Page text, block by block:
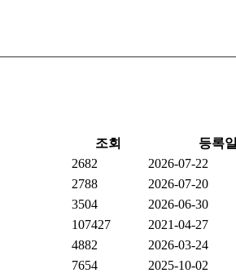
조회
등록일
2682
2026-07-22
2788
2026-07-20
3504
2026-06-30
107427
2021-04-27
4882
2026-03-24
7654
2025-10-02